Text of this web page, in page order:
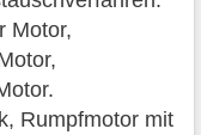
Motor,
Rumpfmotor mit